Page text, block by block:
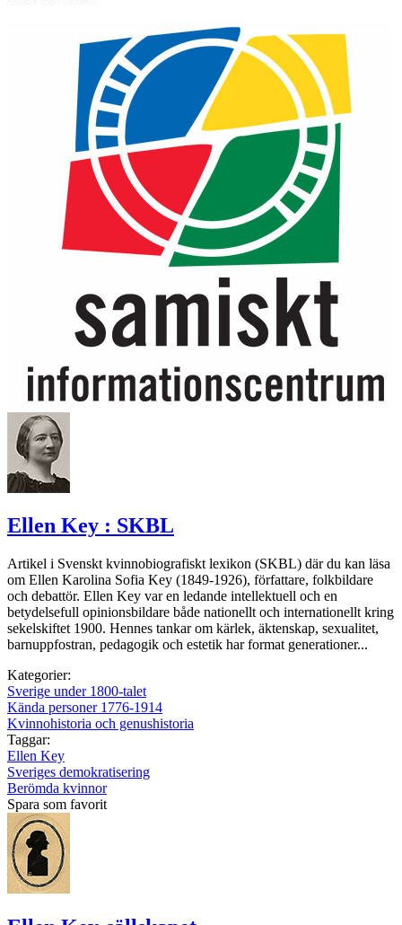
Ellen Key : SKBL
Artikel i Svenskt kvinnobiografiskt lexikon (SKBL) där du kan läsa
om Ellen Karolina Sofia Key (1849-1926), författare, folkbildare
och debattör. Ellen Key var en ledande intellektuell och en
betydelsefull opinionsbildare både nationellt och internationellt kring
sekelskiftet 1900. Hennes tankar om kärlek, äktenskap, sexualitet,
barnuppfostran, pedagogik och estetik har format generationer...
Kategorier:
Sverige under 1800-talet
Kända personer 1776-1914
Kvinnohistoria och genushistoria
Taggar:
Ellen Key
Sveriges demokratisering
Berömda kvinnor
Spara som favorit